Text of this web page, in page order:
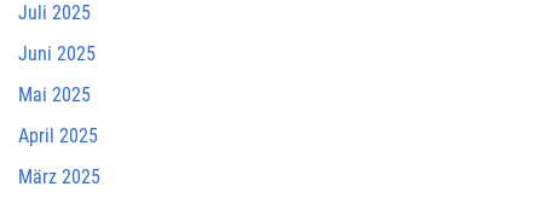
Juli 2025
Juni 2025
Mai 2025
April 2025
März 2025